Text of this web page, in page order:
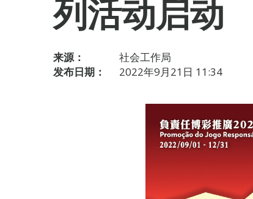
列活动启动
来源：
社会工作局
发布日期：
2022年9月21日 11:34